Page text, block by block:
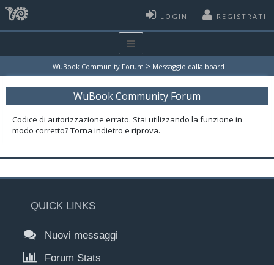
LOGIN REGISTRATI
WuBook Community Forum > Messaggio dalla board
WuBook Community Forum
Codice di autorizzazione errato. Stai utilizzando la funzione in
modo corretto? Torna indietro e riprova.
QUICK LINKS
Nuovi messaggi
Forum Stats